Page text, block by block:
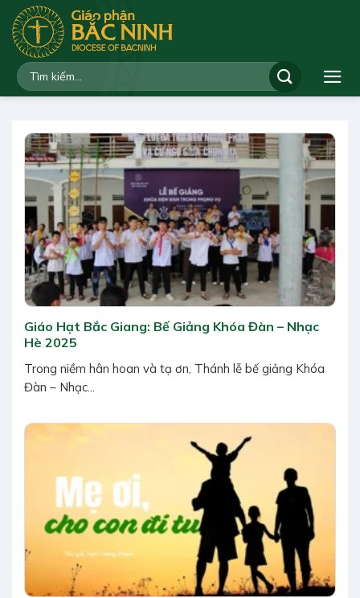
qua
dung
Giáo Hạt Bắc Giang: Bế Giảng Khóa Đàn – Nhạc
Hè 2025
Trong niềm hân hoan và tạ ơn, Thánh lễ bế giảng Khóa
Đàn – Nhạc...